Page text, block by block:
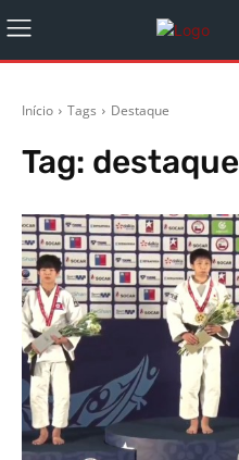
Início Tags Destaque
Tag: destaque